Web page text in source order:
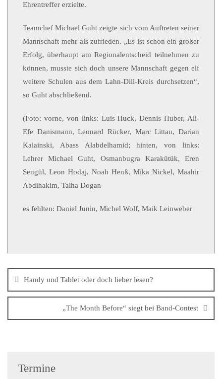
Ehrentreffer erzielte.
Teamchef Michael Guht zeigte sich vom Auftreten seiner
Mannschaft mehr als zufrieden. „Es ist schon ein großer
Erfolg, überhaupt am Regionalentscheid teilnehmen zu
können, musste sich doch unsere Mannschaft gegen elf
weitere Schulen aus dem Lahn-Dill-Kreis durchsetzen“,
so Guht abschließend.
(Foto: vorne, von links: Luis Huck, Dennis Huber, Ali-
Efe Danismann, Leonard Rücker, Marc Littau, Darian
Kalainski, Abass Alabdelhamid; hinten, von links:
Lehrer Michael Guht, Osmanbugra Karakütük, Eren
Sengül, Leon Hodaj, Noah Henß, Mika Nickel, Maahir
Abdihakim, Talha Dogan
es fehlten: Daniel Junin, Michel Wolf, Maik Leinweber
Handy und Tablet oder doch lieber lesen?
„The Month Before“ siegt bei Band-Contest
Termine